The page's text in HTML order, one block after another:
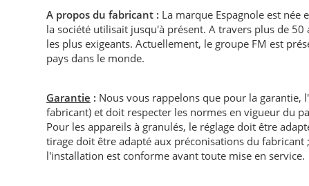
A propos du fabricant : La marque Espagnole est née
la société utilisait jusqu'à présent. A travers plus de
les plus exigeants. Actuellement, le groupe FM est
pays dans le monde.
Garantie : Nous vous rappelons que pour la
fabricant) et doit respecter les normes en vigueur du
Pour les appareils à granulés, le réglage doit être
tirage doit être adapté aux préconisations du
l'installation est conforme avant toute mise en service.